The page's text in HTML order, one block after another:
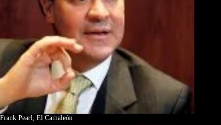
Frank Pearl, El Camaleón